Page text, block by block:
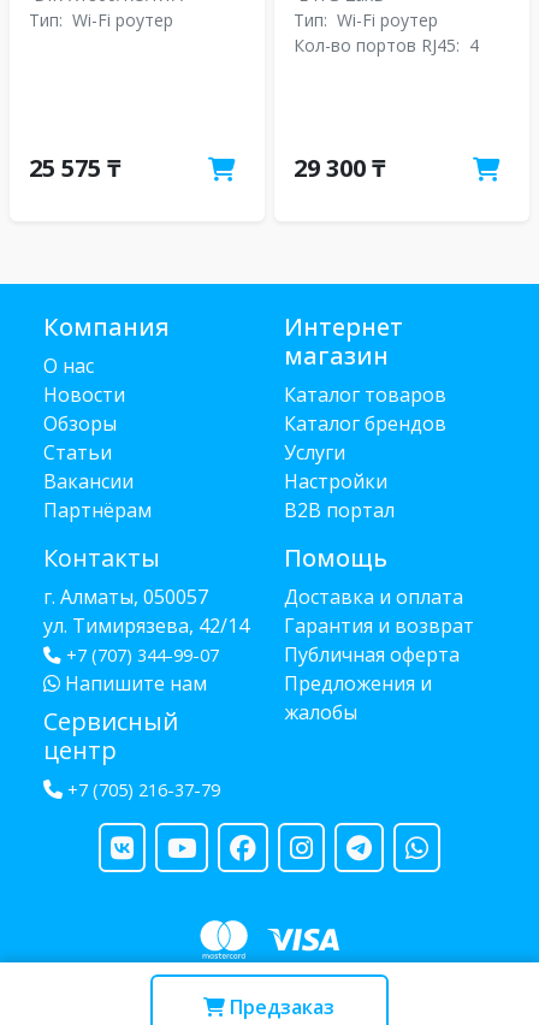
Предзаказ
Тип: Wi-Fi роутер
25 575 ₸
Тип: Wi-Fi роутер
Кол-во портов RJ45: 4
29 300 ₸
Компания
О нас
Новости
Обзоры
Статьи
Вакансии
Партнёрам
Контакты
г. Алматы, 050057
ул. Тимирязева, 42/14
+7 (707) 344-99-07
Напишите нам
Сервисный
центр
+7 (705) 216-37-79
Интернет
магазин
Каталог товаров
Каталог брендов
Услуги
Настройки
B2B портал
Помощь
Доставка и оплата
Гарантия и возврат
Публичная оферта
Предложения и
жалобы
Copyright © 2013 - 2026 RUBA - разработано